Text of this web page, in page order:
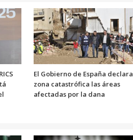
El Gobierno de España declara
zona catastrófica las áreas
afectadas por la dana